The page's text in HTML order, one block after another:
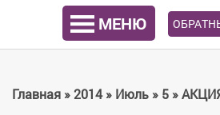
МЕНЮ
Главная»2014» Июль» 5»